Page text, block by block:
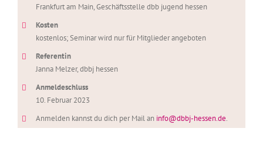
Frankfurt am Main, Geschäftsstelle dbb jugend hessen
Kosten
kostenlos; Seminar wird nur für Mitglieder angeboten
Referentin
Janna Melzer, dbbj hessen
Anmeldeschluss
10. Februar 2023
Anmelden kannst du dich per Mail an info@dbbj-hessen.de.